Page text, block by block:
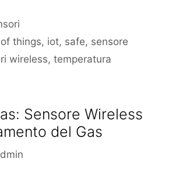
things, iot, safe, sensore
wireless, temperatura
Sensore Wireless
del Gas